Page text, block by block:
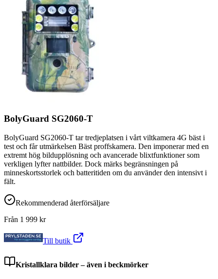
BolyGuard SG2060-T
BolyGuard SG2060-T tar tredjeplatsen i vårt viltkamera 4G bäst i
test och får utmärkelsen Bäst proffskamera. Den imponerar med en
extremt hög bildupplösning och avancerade blixtfunktioner som
verkligen lyfter nattbilder. Dock märks begränsningen på
minneskortsstorlek och batteritiden om du använder den intensivt i
fält.
Rekommenderad återförsäljare
Från 1 999 kr
Till butik
Kristallklara bilder – även i beckmörker